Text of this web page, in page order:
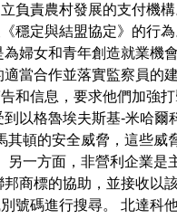
負責農村發展的支付機構
穩定與結盟協定》的行
婦女和青年創造就業
當合作並落實監察員的
和信息，要求他們加強
以格魯埃夫斯基-米哈
其頓的安全威脅，這些
一方面，非營利企業
商標的協助，並接收以
號碼進行搜尋。 北達